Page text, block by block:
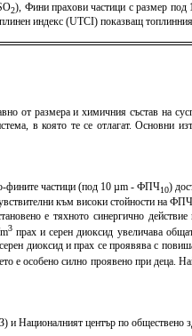
2), Фини прахови частици с размер
индекс (UTCI) показващ
от размера и химичния състав на
в която те се отлагат. Основни
фините частици (под 10 µm - ФПЧ10)
към високи стойности на ФПЧ
е тяхното синергично
3прах и серен диоксид увеличава
диоксид и прах се проявява с
е особено силно проявено при деца.
и Националният център по